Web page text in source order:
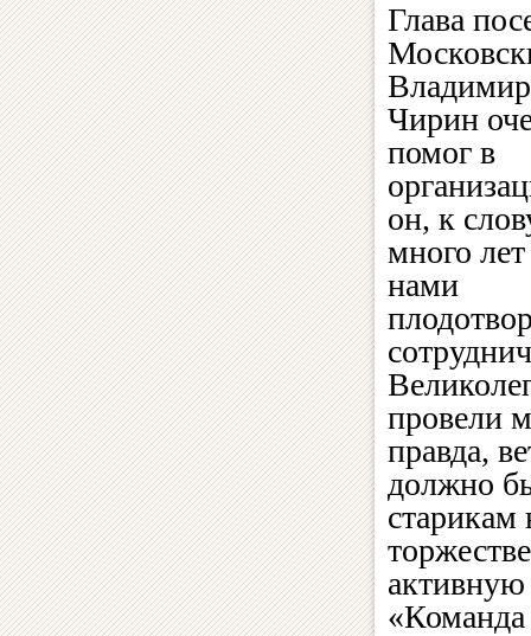
Глава
Владимир
Чирин
помог в
он, к
много лет
нами
провели
правда,
должно
старикам
активную